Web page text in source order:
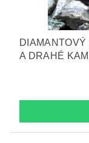
A DRAHÉ